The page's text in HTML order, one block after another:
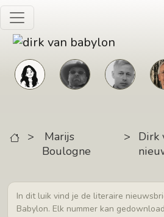
Skip to main content
>
Marijs
Boulogne
>
Dirk
In dit luik vind je de literaire
Babylon. Elk nummer kan